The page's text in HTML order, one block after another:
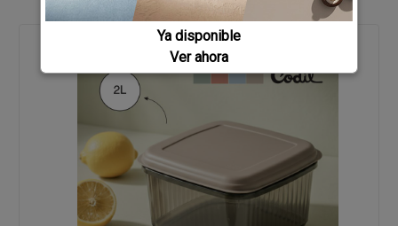
Ya disponible
Ver ahora